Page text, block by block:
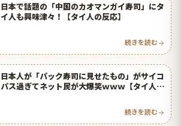
日本で話題の「中国のカオマンガイ寿司」にタ
イ人も興味津々！【タイ人の反応】
続きを読む
日本人が「パック寿司に見せたもの」がサイコ
パス過ぎてネット民が大爆笑ｗｗｗ【タイ人の
続きを読む